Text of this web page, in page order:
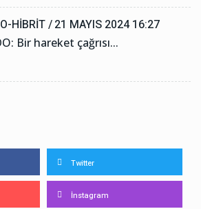
HIBRIT /21 MAYIS 2024 16:27
Bir hareket çağrısı...
Twitter
İnstagram